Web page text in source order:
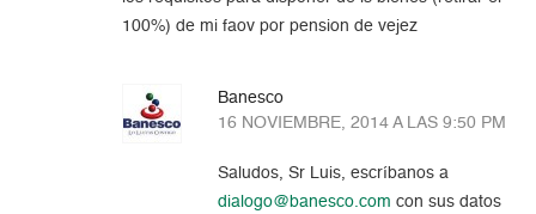
100%) de mi faov por pension de vejez
Banesco
16 NOVIEMBRE, 2014 A LAS 9:50 PM
Saludos, Sr Luis, escríbanos a
dialogo@banesco.com con sus datos